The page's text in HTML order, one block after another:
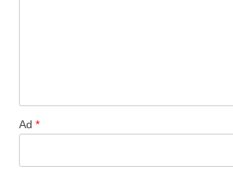
Ad *